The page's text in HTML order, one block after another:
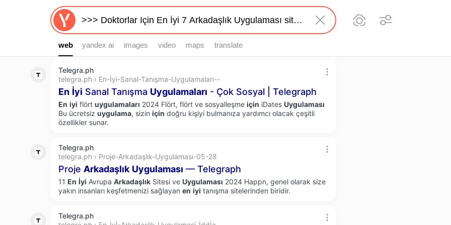
web
web yandex ai images video maps translate
Telegra.ph
telegra.ph › En-İyi-Sanal-Tanışma-Uygulamaları--
En İyi Sanal Tanışma Uygulamaları - Çok Sosyal | Telegraph
En iyi flört uygulamaları 2024 Flört, flört ve sosyalleşme için iDates Uygulaması
Bu ücretsiz uygulama, sizin için doğru kişiyi bulmanıza yardımcı olacak çeşitli
özellikler sunar.
Telegra.ph
telegra.ph › Proje-Arkadaşlık-Uygulaması-05-28
Proje Arkadaşlık Uygulaması — Telegraph
11 En İyi Avrupa Arkadaşlık Sitesi ve Uygulaması 2024 Happn, genel olarak size
yakın insanları keşfetmenizi sağlayan en iyi tanışma sitelerinden biridir.
Telegra.ph